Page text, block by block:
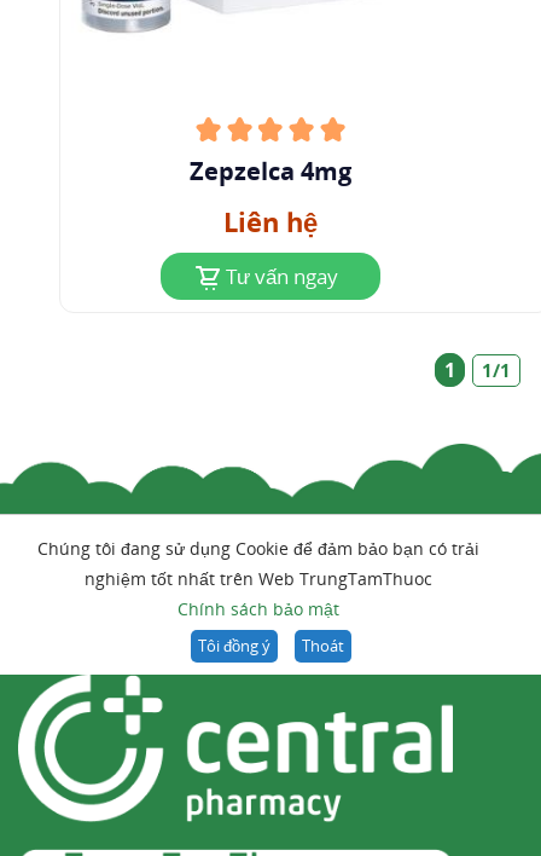
Zepzelca 4mg
Liên hệ
Tư vấn ngay
1 1/1
Chúng tôi đang sử dụng Cookie để đảm bảo bạn có trải
nghiệm tốt nhất trên Web TrungTamThuoc
Chính sách bảo mật
Tôi đồng ý Thoát